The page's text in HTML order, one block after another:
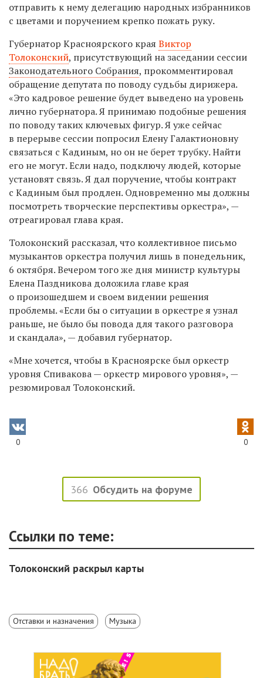
отправить к нему делегацию народных избранников
с цветами и поручением крепко пожать руку.
Губернатор Красноярского края Виктор
Толоконский, присутствующий на заседании сессии
Законодательного Собрания, прокомментировал
обращение депутата по поводу судьбы дирижера.
«Это кадровое решение будет выведено на уровень
лично губернатора. Я принимаю подобные решения
по поводу таких ключевых фигур. Я уже сейчас
в перерыве сессии попросил Елену Галактионовну
связаться с Кадиным, но он не берет трубку. Найти
его не могут. Если надо, подключу людей, которые
установят связь. Я дал поручение, чтобы контракт
с Кадиным был продлен. Одновременно мы должны
посмотреть творческие перспективы оркестра», —
отреагировал глава края.
Толоконский рассказал, что коллективное письмо
музыкантов оркестра получил лишь в понедельник,
6 октября. Вечером того же дня министр культуры
Елена Паздникова доложила главе края
о произошедшем и своем видении решения
проблемы. «Если бы о ситуации в оркестре я узнал
раньше, не было бы повода для такого разговора
и скандала», — добавил губернатор.
«Мне хочется, чтобы в Красноярске был оркестр
уровня Спивакова — оркестр мирового уровня», —
резюмировал Толоконский.
0 0
366 Обсудить на форуме
Ссылки по теме:
Толоконский раскрыл карты
Отставки и назначения Музыка